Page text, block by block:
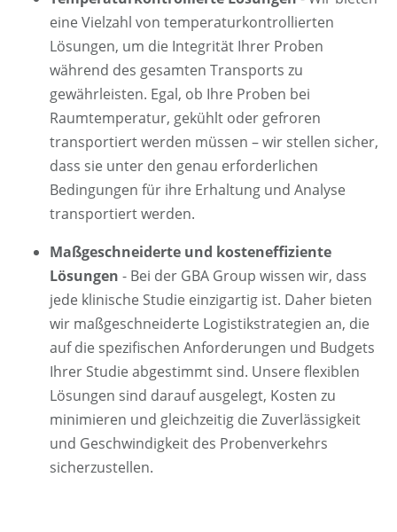
eine Vielzahl von temperaturkontrollierten
Lösungen, um die Integrität Ihrer Proben
während des gesamten Transports zu
gewährleisten. Egal, ob Ihre Proben bei
Raumtemperatur, gekühlt oder gefroren
transportiert werden müssen – wir stellen sicher,
dass sie unter den genau erforderlichen
Bedingungen für ihre Erhaltung und Analyse
transportiert werden.
Maßgeschneiderte und kosteneffiziente
Lösungen - Bei der GBA Group wissen wir, dass
jede klinische Studie einzigartig ist. Daher bieten
wir maßgeschneiderte Logistikstrategien an, die
auf die spezifischen Anforderungen und Budgets
Ihrer Studie abgestimmt sind. Unsere flexiblen
Lösungen sind darauf ausgelegt, Kosten zu
minimieren und gleichzeitig die Zuverlässigkeit
und Geschwindigkeit des Probenverkehrs
sicherzustellen.